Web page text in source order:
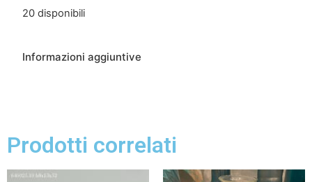
20 disponibili
Informazioni aggiuntive
Prodotti correlati